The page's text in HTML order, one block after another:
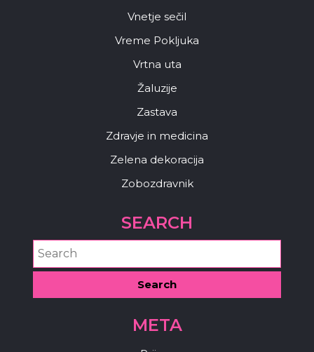
Vnetje sečil
Vreme Pokljuka
Vrtna uta
Žaluzije
Zastava
Zdravje in medicina
Zelena dekoracija
Zobozdravnik
SEARCH
META